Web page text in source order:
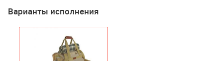
Варианты исполнения